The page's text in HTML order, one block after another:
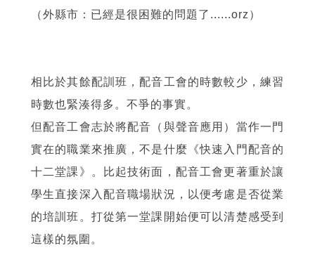
（外縣市：已經是很困難的問題了......orz）
相比於其餘配訓班，配音工會的時數較少，練習
時數也緊湊得多。不爭的事實。
但配音工會志於將配音（與聲音應用）當作一門
實在的職業來推廣，不是什麼《快速入門配音的
十二堂課》。比起技術面，配音工會更著重於讓
學生直接深入配音職場狀況，以便考慮是否從業
的培訓班。打從第一堂課開始便可以清楚感受到
這樣的氛圍。